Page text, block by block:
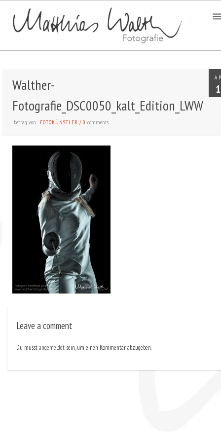
Walther-
Fotografie_DSC0050_kalt_Edition_LWW
betrag von FOTOKÜNSTLER /0comments
Leave a comment
Du musstangemeldet sein, um einen Kommentar abzugeben.